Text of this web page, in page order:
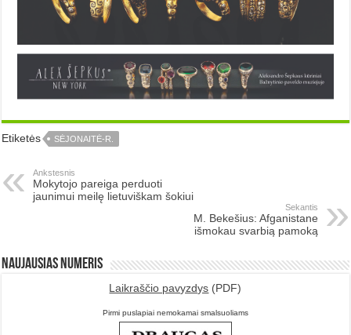
Etiketės SĖJONAITĖ-R.
Ankstesnis
Mokytojo pareiga perduoti
jaunimui meilę lietuviškam šokiui
Sekantis
M. Bekešius: Afganistane
išmokau svarbią pamoką
Naujausias numeris
Laikraščio pavyzdys (PDF)
Pirmi puslapiai nemokamai smalsuoliams